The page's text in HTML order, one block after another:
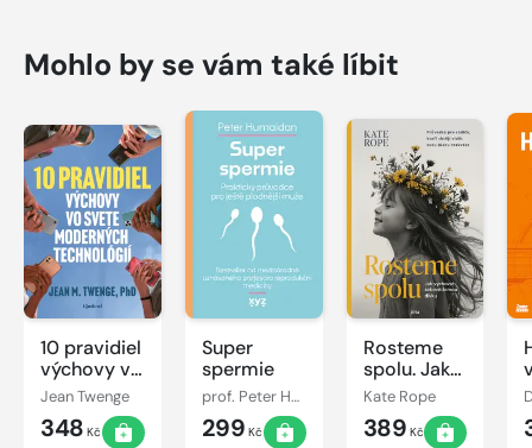
Mohlo by se vám také líbit
10 pravidiel
výchovy vo
svete
moderných
technológií
Jean Twenge
348 Kč
Super
spermie
prof. Peter Humaidan
299 Kč
Rosteme
spolu. Jak
vychovat
sebevědomou
dívku
Kate Rope
389 Kč